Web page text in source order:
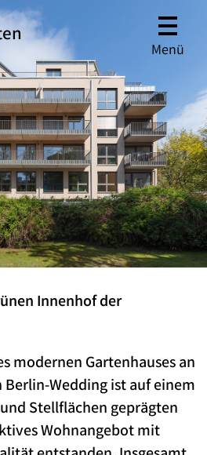
Menü
Innenhof der
modernen Gartenhauses an
Wedding ist auf einem
Stellflächen geprägten
Wohnangebot mit